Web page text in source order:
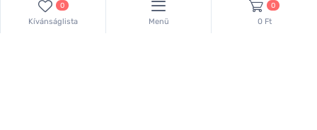
Lépjen velünk kapcsolatba!
0
Kívánságlista Menü
0
0 Ft